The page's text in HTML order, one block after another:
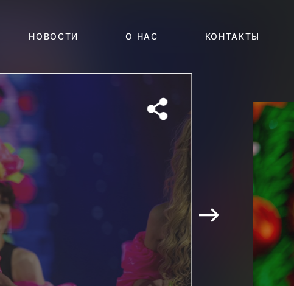
НОВОСТИ О НАС КОНТАКТЫ